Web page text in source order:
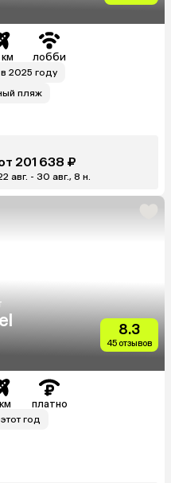
лобби
2025 году
пляж
201 638 ₽
авг. - 30 авг., 8 н.
8.3
45 отзывов
платно
год